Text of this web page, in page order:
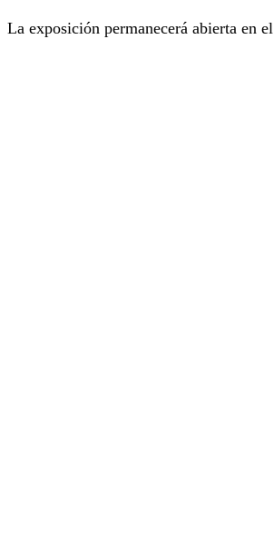
La exposición permanecerá abierta en el